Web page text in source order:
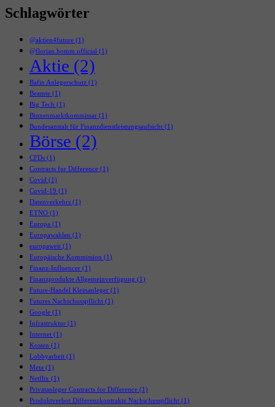
Schlagwörter
@aktien4future (1)
@florian.homm.official (1)
Aktie (2)
Bafin Anlegerschutz (1)
Beamte (1)
Big Tech (1)
Binnenmarktkommissar (1)
Bundesanstalt für Finanzdienstleistungsaufsicht (1)
Börse (2)
CFDs (1)
Contracts for Difference (1)
Covid (1)
Covid-19 (1)
Datenverkehrs (1)
ETNO (1)
Europa (1)
Europawahlen (1)
europaweit (1)
Europäische Kommission (1)
Finanz-Influencer (1)
Finanzprodukte Allgemeinverfügung (1)
Future-Handel Kleinanleger (1)
Futures Nachschusspflicht (1)
Google (1)
Infrastruktur (1)
Internet (1)
Kosten (1)
Lobbyarbeit (1)
Meta (1)
Netflix (1)
Privatanleger Contracts for Difference (1)
Produktverbot Differenzkontrakte Nachschusspflicht (1)